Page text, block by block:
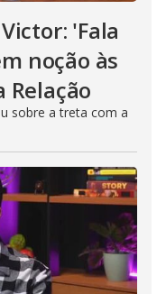
'Fala
noção às
sobre a treta com a